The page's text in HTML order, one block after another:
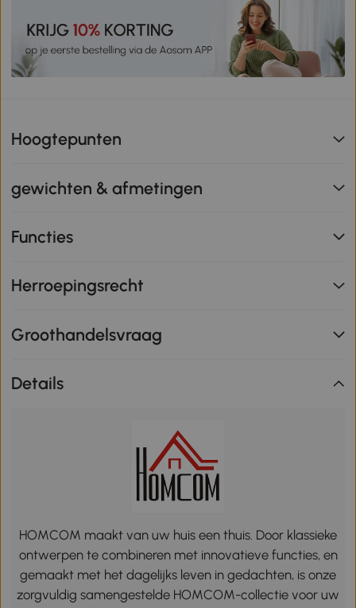
Hoogtepunten
gewichten & afmetingen
Functies
Herroepingsrecht
Groothandelsvraag
Details
HOMCOM maakt van uw huis een thuis. Door klassieke
ontwerpen te combineren met innovatieve functies, en
gemaakt met het dagelijks leven in gedachten, is onze
zorgvuldig samengestelde HOMCOM-collectie voor uw